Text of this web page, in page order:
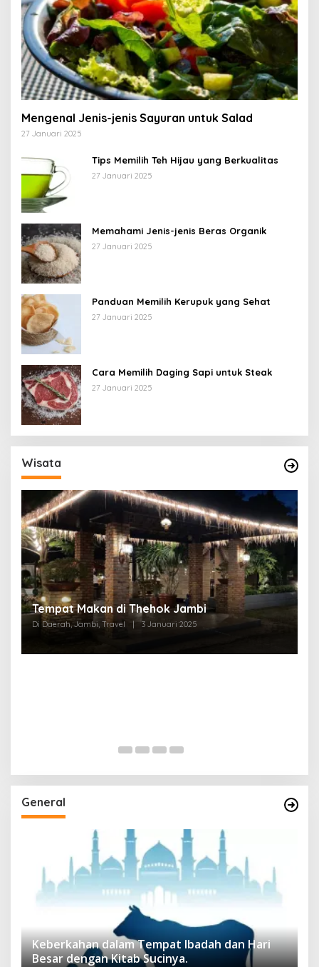
Mengenal Jenis-jenis Sayuran untuk Salad
27 Januari 2025
Tips Memilih Teh Hijau yang Berkualitas
27 Januari 2025
Memahami Jenis-jenis Beras Organik
27 Januari 2025
Panduan Memilih Kerupuk yang Sehat
27 Januari 2025
Cara Memilih Daging Sapi untuk Steak
27 Januari 2025
Wisata
Tempat Makan di Thehok Jambi
Di Daerah, Jambi, Travel 3 Januari 2025
General
Keberkahan dalam Tempat Ibadah dan Hari
Besar dengan Kitab Sucinya.